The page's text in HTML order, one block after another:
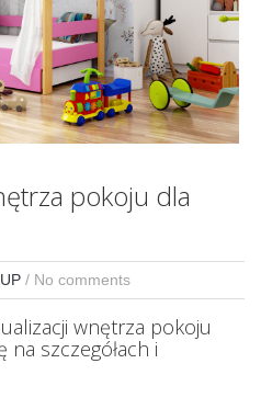
pokoju dla
/ No comments
wnętrza pokoju
na szczegółach i